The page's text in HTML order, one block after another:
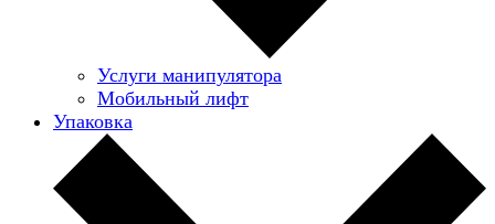
Услуги манипулятора
Мобильный лифт
Упаковка